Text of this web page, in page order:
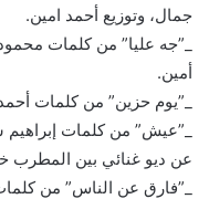
جمال، وتوزيع أحمد امين.
_”جه عليا” من كلمات
أمين.
_”يوم حزين” من كلمات
_”عيش” من كلمات إبراهيم
عن ديو غنائي بين المطرب
_”فارق عن الناس” من